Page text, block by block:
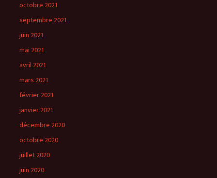
octobre 2021
septembre 2021
juin 2021
mai 2021
avril 2021
mars 2021
février 2021
janvier 2021
décembre 2020
octobre 2020
juillet 2020
juin 2020